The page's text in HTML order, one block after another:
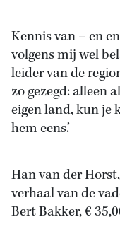
Kennis van – en
volgens mij wel
leider van de
zo gezegd: alleen
eigen land, kun je
hem eens.’
Han van der
verhaal van de
Bert Bakker, €